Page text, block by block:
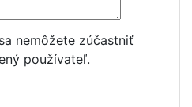
nemôžete zúčastniť
používateľ.